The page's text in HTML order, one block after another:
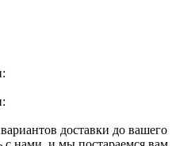
доставки до вашего